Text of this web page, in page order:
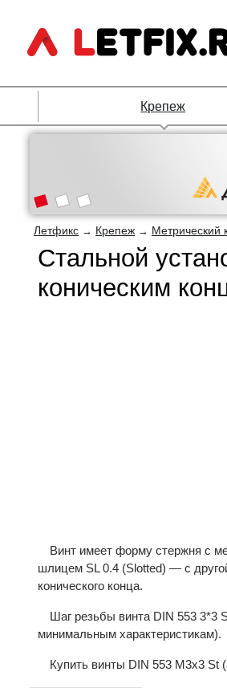
Крепеж
Летфикс → Крепеж → Метрический
Стальной
коническим
Винт имеет форму стержня с
шлицем SL 0.4 (Slotted) — с
конического конца.
Шаг резьбы винта DIN 553 3*3
минимальным характеристикам).
Купить винты DIN 553 М3x3 St